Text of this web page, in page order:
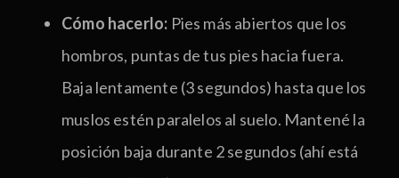
Cómo hacerlo: Pies más abiertos que los
hombros, puntas de tus pies hacia fuera.
Baja lentamente (3 segundos) hasta que los
muslos estén paralelos al suelo. Mantené la
posición baja durante 2 segundos (ahí está